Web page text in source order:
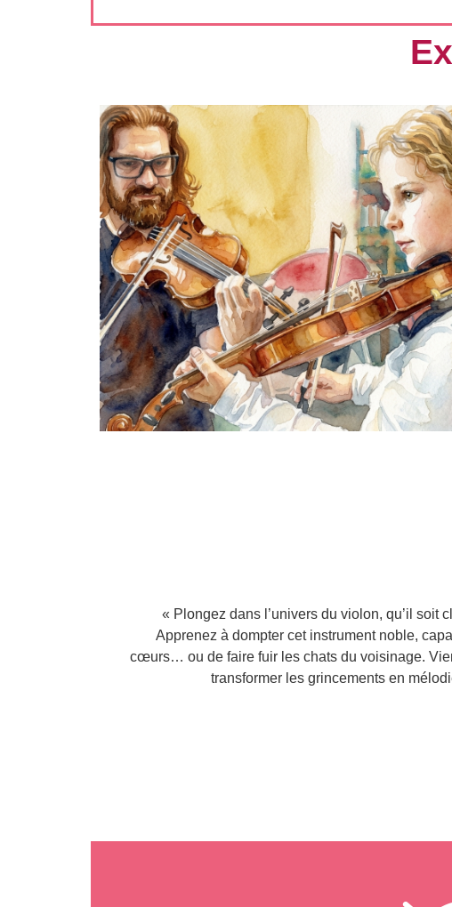
« Plongez dans l’univers du violon, qu’il soit
Apprenez à dompter cet instrument noble,
cœurs… ou de faire fuir les chats du voisinage.
transformer les grincements en